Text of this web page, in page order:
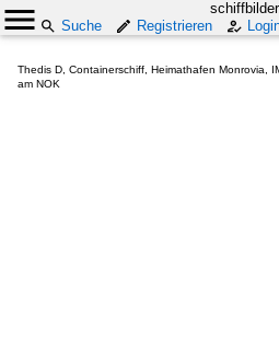
Suche
Registrieren
Thedis D, Containerschiff, Heimathafen Monrovia,
am NOK